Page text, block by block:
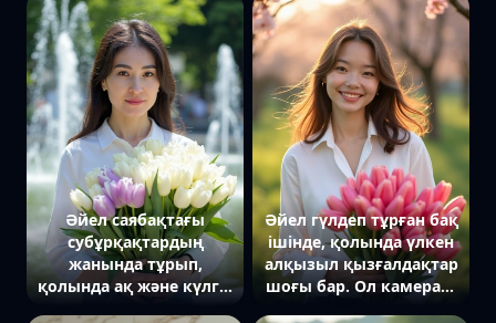
Әйел саябақтағы
субұрқақтардың
жанында тұрып,
қолында ақ және күлгін
Әйел гүлдеп тұрған бақ
ішінде, қолында үлкен
алқызыл қызғалдақтар
шоғы бар. Ол камераға